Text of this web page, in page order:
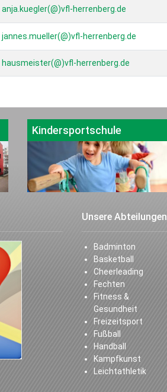
anja.kuegler(@)vfl-herrenberg.de
jannes.mueller(@)vfl-herrenberg.de
hausmeister(@)vfl-herrenberg.de
Kindersportschule
Unsere Abteilungen
Badminton
Basketball
Cheerleading
Fechten
Fitness &
Gesundheit
Freizeitsport
Fußball
Handball
Kampfkunst
Leichtathletik